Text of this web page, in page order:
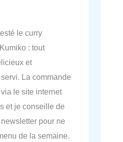
le curry
: tout
et
La commande
le site internet
et je conseille de
pour ne
de la semaine.